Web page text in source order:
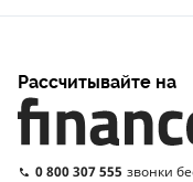
Рассчитывайте на
0 800 307 555 звонки